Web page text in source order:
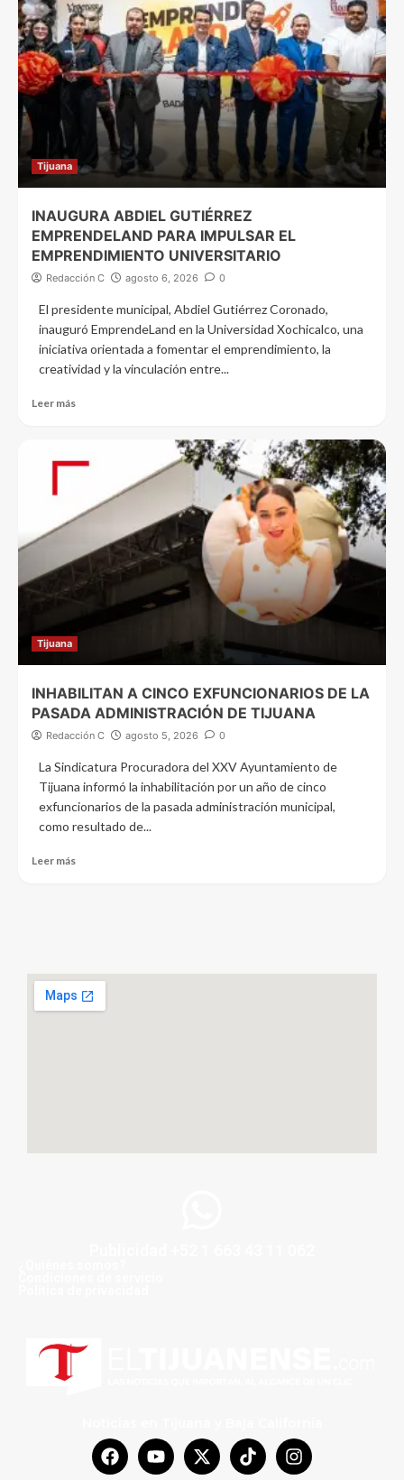
Tijuana
INAUGURA ABDIEL GUTIÉRREZ
EMPRENDELAND PARA IMPULSAR EL
EMPRENDIMIENTO UNIVERSITARIO
Redacción C agosto 6, 2026 0
El presidente municipal, Abdiel Gutiérrez Coronado,
inauguró EmprendeLand en la Universidad Xochicalco, una
iniciativa orientada a fomentar el emprendimiento, la
creatividad y la vinculación entre...
Leer más
Tijuana
INHABILITAN A CINCO EXFUNCIONARIOS DE LA
PASADA ADMINISTRACIÓN DE TIJUANA
Redacción C agosto 5, 2026 0
La Sindicatura Procuradora del XXV Ayuntamiento de
Tijuana informó la inhabilitación por un año de cinco
exfuncionarios de la pasada administración municipal,
como resultado de...
Leer más